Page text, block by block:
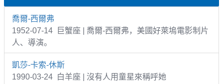
喬爾-西爾弗
1952-07-14 巨蟹座 | 喬爾-西爾弗，美國好萊塢電影制片
人、導演。
凱莎-卡索-休斯
1990-03-24 白羊座 | 沒有人用童星來稱呼她